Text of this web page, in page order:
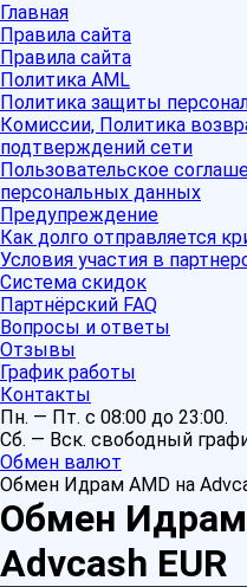
Главная
Правила сайта
Правила сайта
Политика AML
Политика защиты
Комиссии, Политика
подтверждений сети
Пользовательское
персональных данных
Предупреждение
Как долго отправляется
Условия участия в
Система скидок
Партнёрский FAQ
Вопросы и ответы
Отзывы
График работы
Контакты
Пн. — Пт. с 08:00 до 23:00.
Сб. — Вск. свободный
Обмен валют
Обмен Идрам AMD на
Обмен Идрам
Advcash EUR